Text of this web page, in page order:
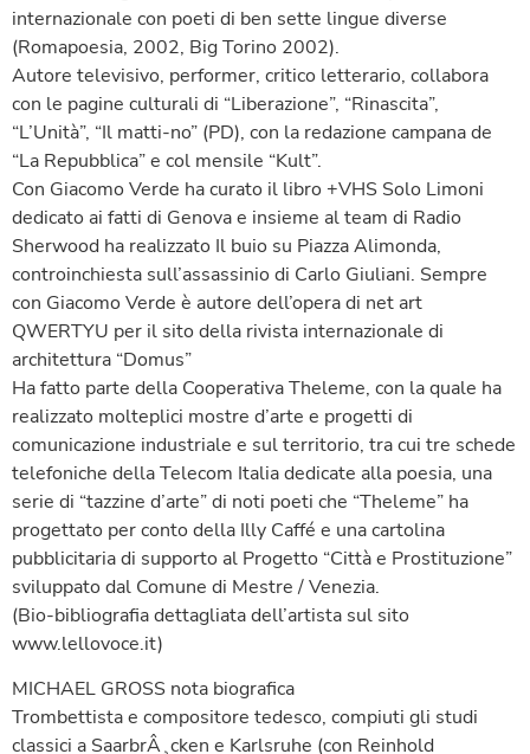
internazionale con poeti di ben sette lingue diverse
(Romapoesia, 2002, Big Torino 2002).
Autore televisivo, performer, critico letterario, collabora
con le pagine culturali di “Liberazione”, “Rinascita”,
“L’Unità”, “Il matti-no” (PD), con la redazione campana de
“La Repubblica” e col mensile “Kult”.
Con Giacomo Verde ha curato il libro +VHS Solo Limoni
dedicato ai fatti di Genova e insieme al team di Radio
Sherwood ha realizzato Il buio su Piazza Alimonda,
controinchiesta sull’assassinio di Carlo Giuliani. Sempre
con Giacomo Verde è autore dell’opera di net art
QWERTYU per il sito della rivista internazionale di
architettura “Domus”
Ha fatto parte della Cooperativa Theleme, con la quale ha
realizzato molteplici mostre d’arte e progetti di
comunicazione industriale e sul territorio, tra cui tre schede
telefoniche della Telecom Italia dedicate alla poesia, una
serie di “tazzine d’arte” di noti poeti che “Theleme” ha
progettato per conto della Illy Caffé e una cartolina
pubblicitaria di supporto al Progetto “Città e Prostituzione”
sviluppato dal Comune di Mestre / Venezia.
(Bio-bibliografia dettagliata dell’artista sul sito
www.lellovoce.it)
MICHAEL GROSS nota biografica
Trombettista e compositore tedesco, compiuti gli studi
classici a SaarbrÂ¸cken e Karlsruhe (con Reinhold